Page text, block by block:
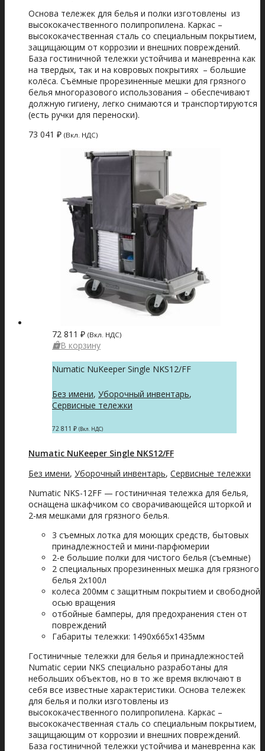
Основа тележек для белья и полки изготовлены из
высококачественного полипропилена. Каркас –
высококачественная сталь со специальным покрытием,
защищающим от коррозии и внешних повреждений.
База гостиничной тележки устойчива и маневренна как
на твердых, так и на ковровых покрытиях – большие
колёса. Съёмные прорезиненные мешки для грязного
белья многоразового использования – обеспечивают
должную гигиену, легко снимаются и транспортируются
(есть ручки для переноски).
73 041 ₽ (Вкл. НДС)
72 811 ₽ (Вкл. НДС)
В корзину
Numatic NuKeeper Single NKS12/FF
Без имени, Уборочный инвентарь,
Сервисные тележки
72 811 ₽ (Вкл. НДС)
Numatic NuKeeper Single NKS12/FF
Без имени, Уборочный инвентарь, Сервисные тележки
Numatic NKS-12FF — гостиничная тележка для белья,
оснащена шкафчиком со сворачивающейся шторкой и
2-мя мешками для грязного белья.
3 съемных лотка для моющих средств, бытовых
принадлежностей и мини-парфюмерии
2-е большие полки для чистого белья (съемные)
2 специальных прорезиненных мешка для грязного
белья 2х100л
колеса 200мм с защитным покрытием и свободной
осью вращения
отбойные бамперы, для предохранения стен от
повреждений
Габариты тележки: 1490x665x1435мм
Гостиничные тележки для белья и принадлежностей
Numatic серии NKS специально разработаны для
небольших объектов, но в то же время включают в
себя все известные характеристики. Основа тележек
для белья и полки изготовлены из
высококачественного полипропилена. Каркас –
высококачественная сталь со специальным покрытием,
защищающим от коррозии и внешних повреждений.
База гостиничной тележки устойчива и маневренна как